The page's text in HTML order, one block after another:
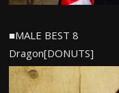
■MALE BEST 8
Dragon[DONUTS]